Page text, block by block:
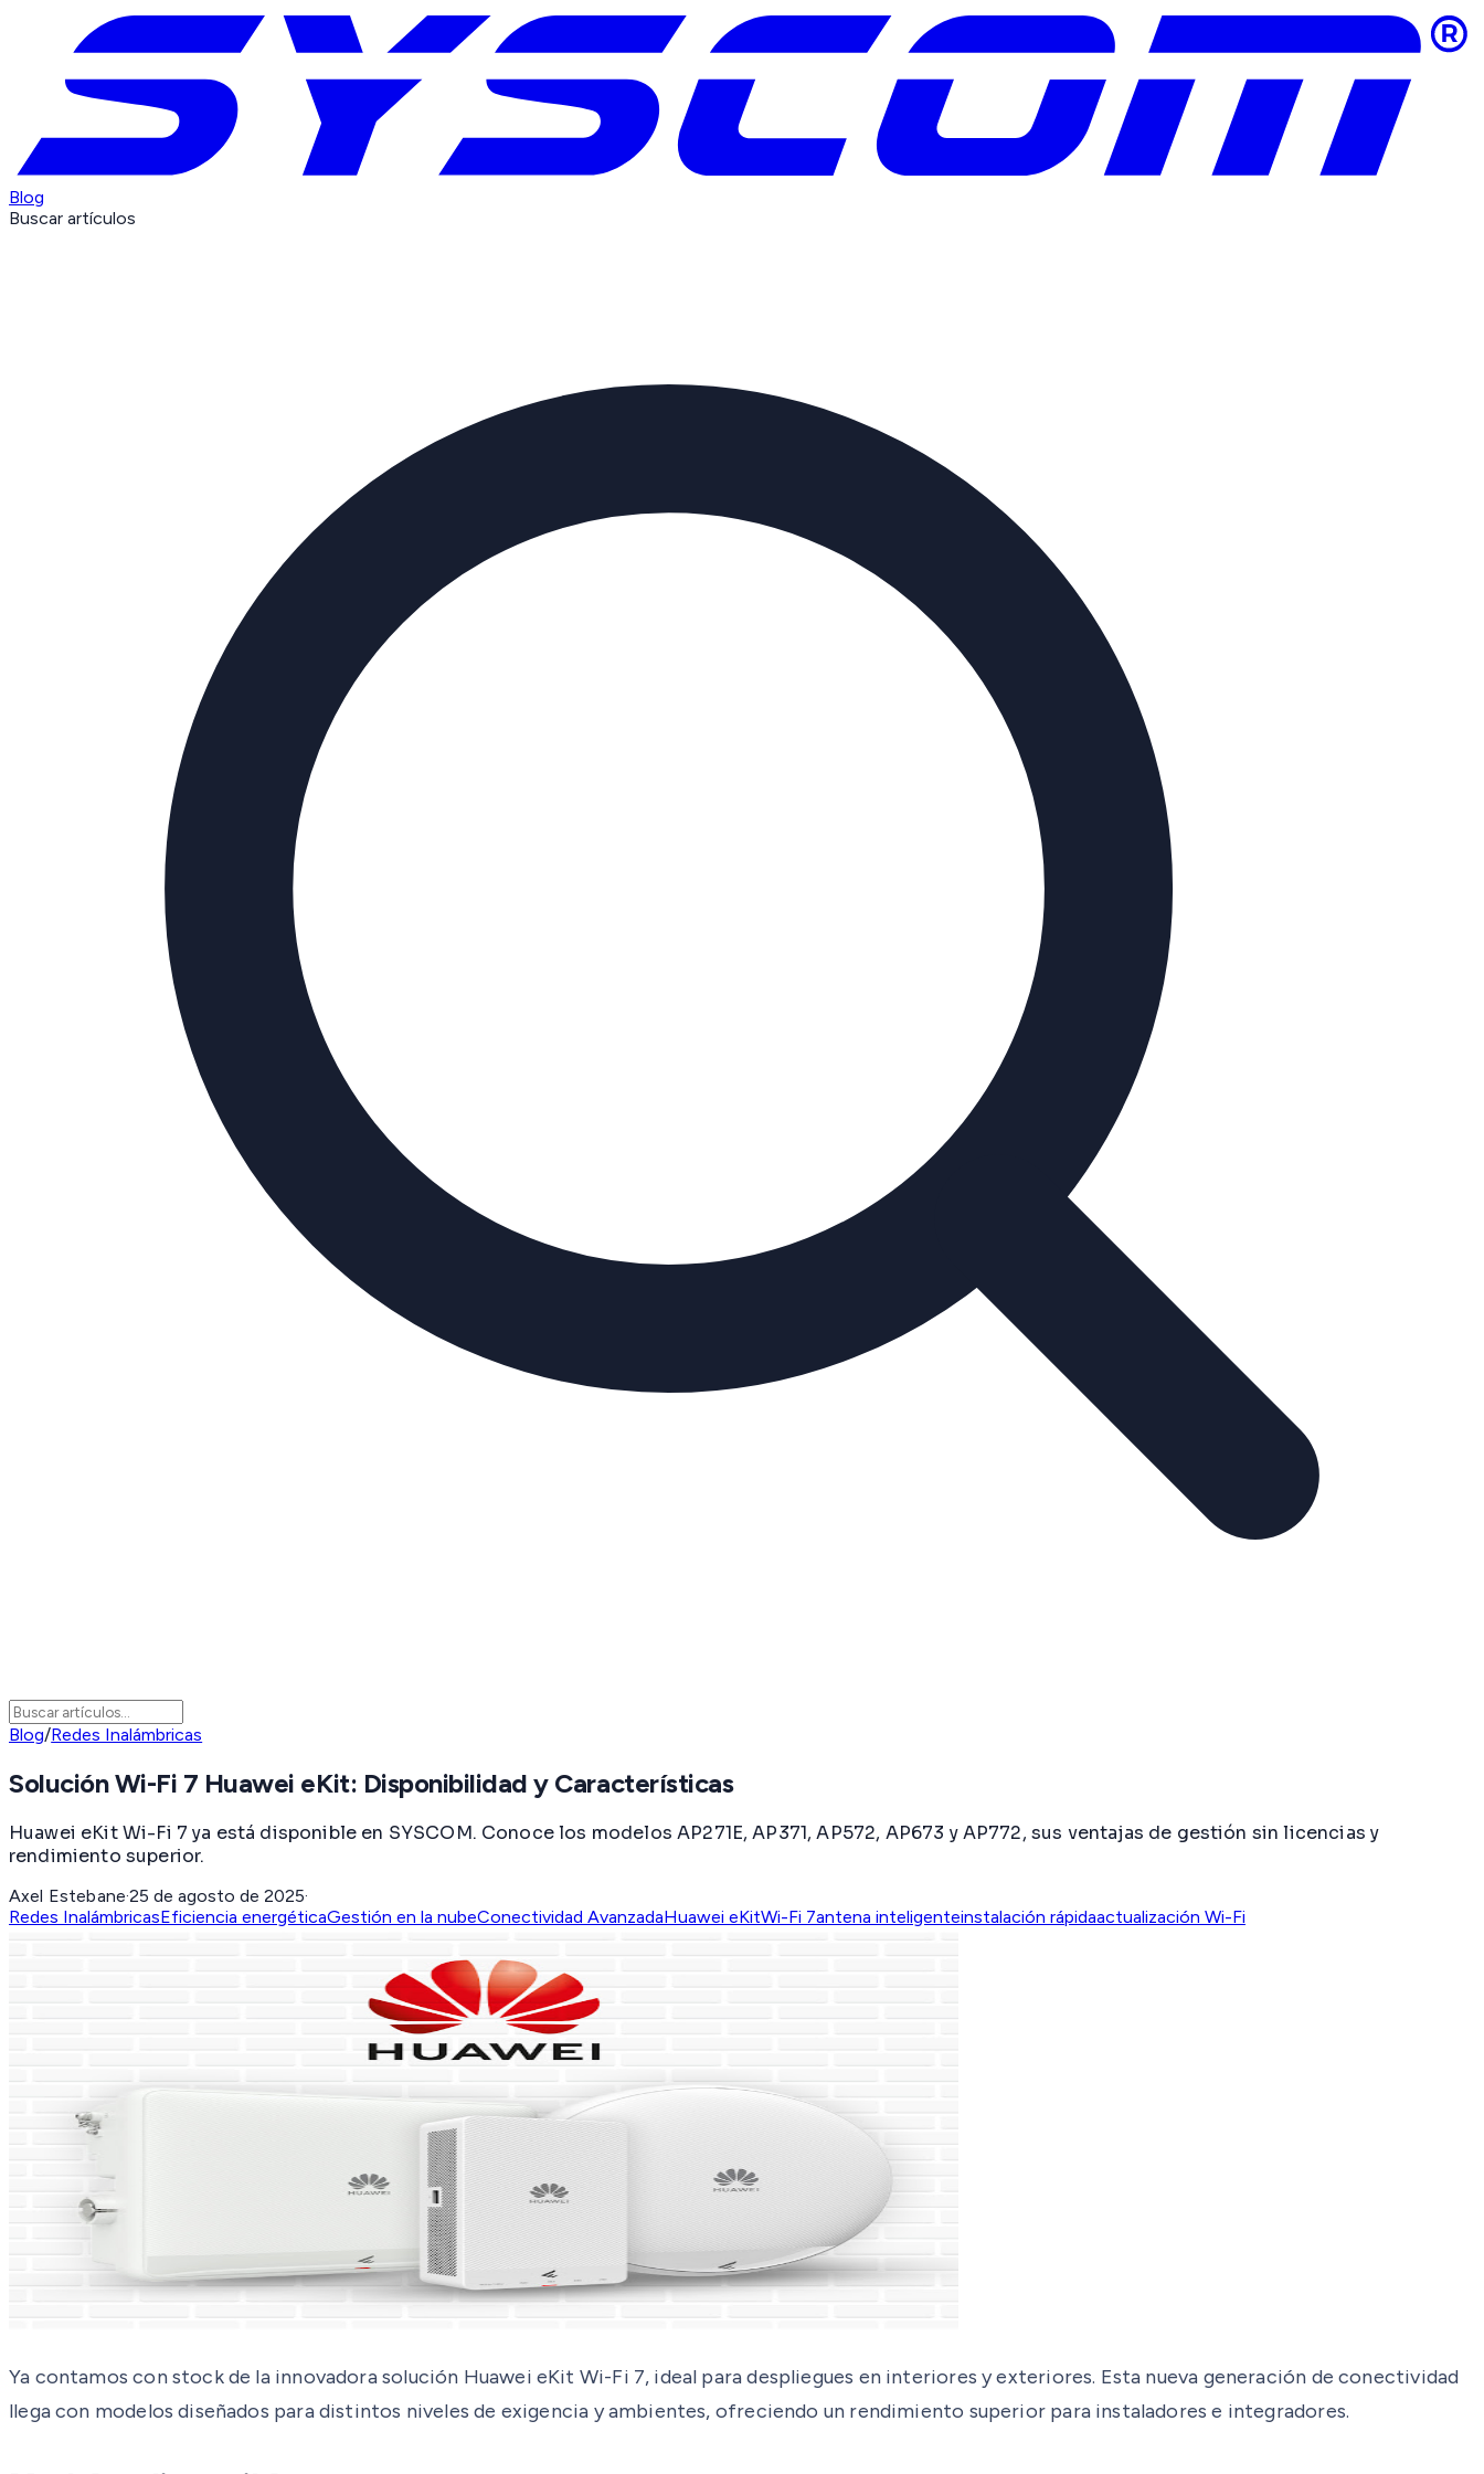
Blog
Buscar artículos
Blog/Redes Inalámbricas
Solución Wi-Fi 7 Huawei eKit: Disponibilidad y Características
Huawei eKit Wi-Fi 7 ya está disponible en SYSCOM. Conoce los modelos AP271E, AP371, AP572, AP673 y AP772, sus ventajas de gestión sin licencias y
rendimiento superior.
Axel Estebane·25 de agosto de 2025·
Redes InalámbricasEficiencia energéticaGestión en la nubeConectividad AvanzadaHuawei eKitWi-Fi 7antena inteligenteinstalación rápidaactualización Wi-Fi
Ya contamos con stock de la innovadora solución Huawei eKit Wi-Fi 7, ideal para despliegues en interiores y exteriores. Esta nueva generación de conectividad
llega con modelos diseñados para distintos niveles de exigencia y ambientes, ofreciendo un rendimiento superior para instaladores e integradores.